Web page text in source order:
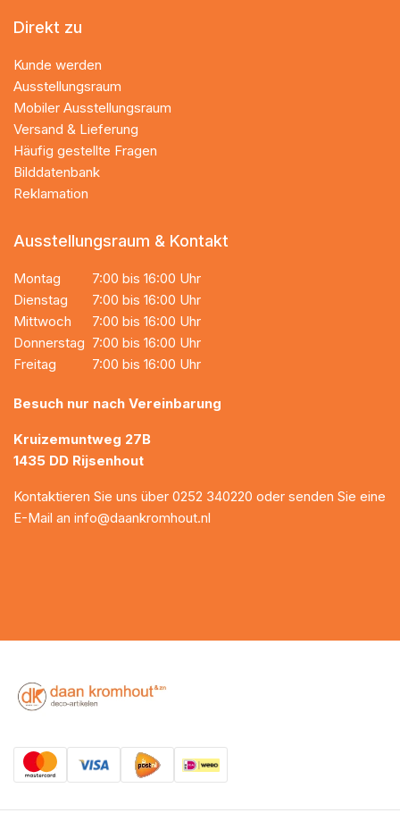
Direkt zu
Kunde werden
Ausstellungsraum
Mobiler Ausstellungsraum
Versand & Lieferung
Häufig gestellte Fragen
Bilddatenbank
Reklamation
Ausstellungsraum & Kontakt
Montag
7:00 bis 16:00 Uhr
Dienstag
7:00 bis 16:00 Uhr
Mittwoch
7:00 bis 16:00 Uhr
Donnerstag 7:00 bis 16:00 Uhr
Freitag
7:00 bis 16:00 Uhr
Besuch nur nach Vereinbarung
Kruizemuntweg 27B
1435 DD Rijsenhout
Kontaktieren Sie uns über 0252 340220 oder senden Sie eine
E-Mail an info@daankromhout.nl